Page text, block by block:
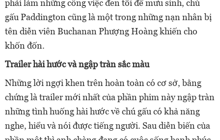
phải làm những công việc đen tối để mưu sinh, chú
gấu Paddington cũng là một trong những nạn nhân bị
tên diễn viên Buchanan Phượng Hoàng khiến cho
khốn đốn.
Trailer hài hước và ngập tràn sắc màu
Những lời ngợi khen trên hoàn toàn có cơ sở, bằng
chứng là trailer mới nhất của phần phim này ngập tràn
những tình huống hài hước về chú gấu có khả năng
nghe, hiểu và nói được tiếng người. Sau diễn biến của